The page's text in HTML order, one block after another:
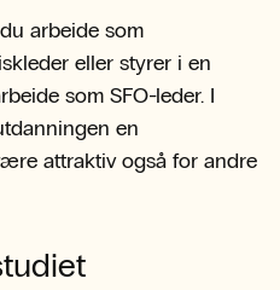
arbeide som
eller styrer i en
som SFO-leder. I
en
attraktiv også for andre